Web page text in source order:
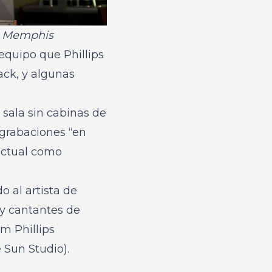
que Phillips
y algunas
sin cabinas de
“en
como
al artista de
cantantes de
Phillips
Studio).